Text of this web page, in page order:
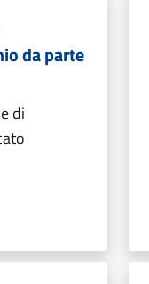
da parte
di